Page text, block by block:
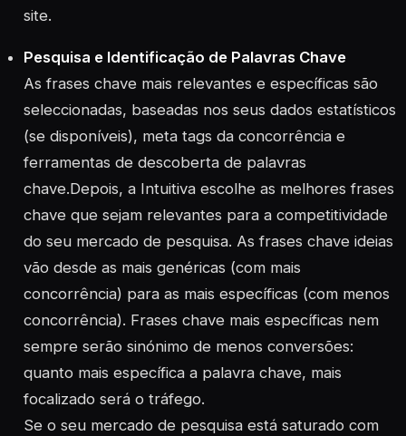
site.
Pesquisa e Identificação de Palavras Chave
As frases chave mais relevantes e específicas são
seleccionadas, baseadas nos seus dados estatísticos
(se disponíveis), meta tags da concorrência e
ferramentas de descoberta de palavras
chave.Depois, a Intuitiva escolhe as melhores frases
chave que sejam relevantes para a competitividade
do seu mercado de pesquisa. As frases chave ideias
vão desde as mais genéricas (com mais
concorrência) para as mais específicas (com menos
concorrência). Frases chave mais específicas nem
sempre serão sinónimo de menos conversões:
quanto mais específica a palavra chave, mais
focalizado será o tráfego.
Se o seu mercado de pesquisa está saturado com